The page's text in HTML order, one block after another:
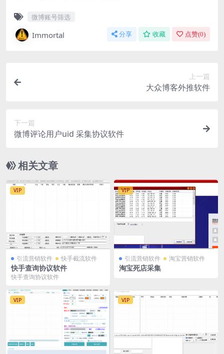
微博账号筛选
Immortal 分享 收藏 点赞(0)
上一篇
大众博客外推软件
下一篇
微博评论用户uid 采集协议软件
相关文章
VIP
引流营销软件 快手截流软件
快手查询协议软件
快手查询协议软件
VIP
引流营销软件 淘宝营销软件
淘宝死店采集
VIP VIP